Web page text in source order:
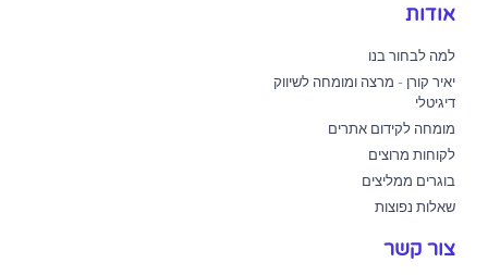
אודות
למה לבחור בנו
יאיר קורן - מרצה ומומחה לשיווק
דיגיטלי
מומחה לקידום אתרים
לקוחות מרוצים
בוגרים ממליצים
שאלות נפוצות
צור קשר